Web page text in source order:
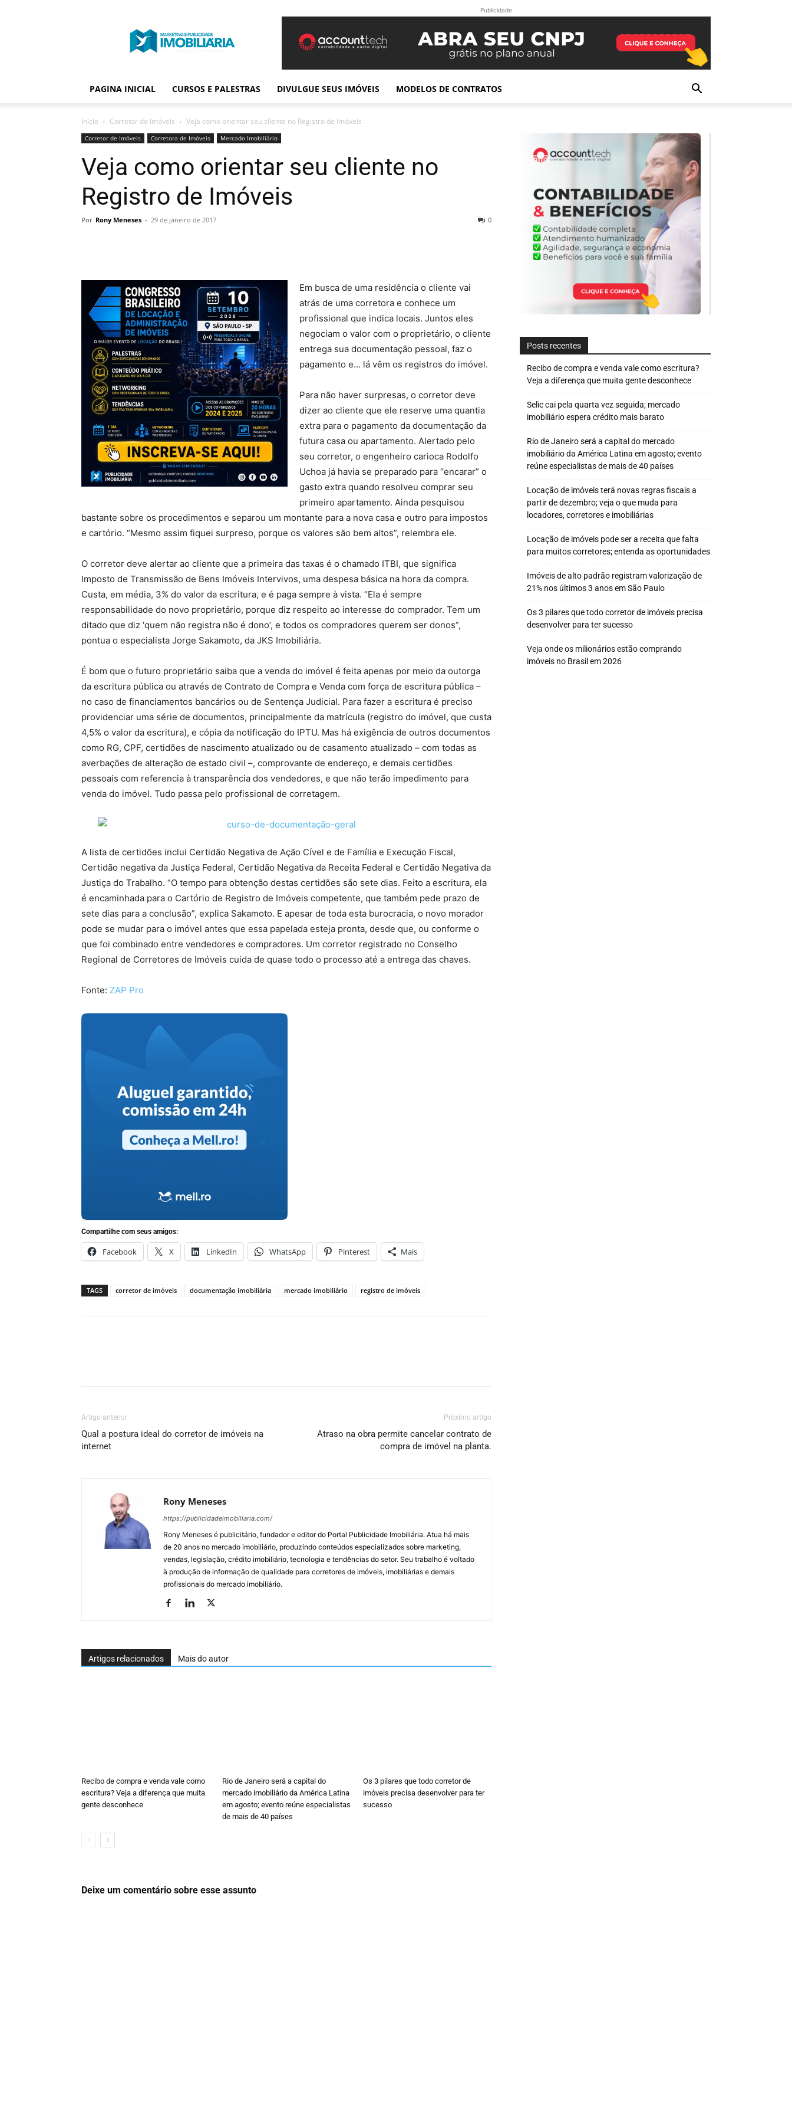
Publicidade
Imobiliária
Publicidade
PAGINA INICIAL CURSOS E PALESTRAS DIVULGUE SEUS IMÓVEIS MODELOS DE CONTRATOS
Início Corretor de Imóveis Veja como orientar seu cliente no Registro de Imóveis
Corretor de Imóveis Corretora de Imóveis Mercado Imobiliário
Veja como orientar seu cliente no
Registro de Imóveis
Por Rony Meneses - 29 de janeiro de 2017 0
Em busca de uma residência o cliente vai
atrás de uma corretora e conhece um
profissional que indica locais. Juntos eles
negociam o valor com o proprietário, o cliente
entrega sua documentação pessoal, faz o
pagamento e… lá vêm os registros do imóvel.
Para não haver surpresas, o corretor deve
dizer ao cliente que ele reserve uma quantia
extra para o pagamento da documentação da
futura casa ou apartamento. Alertado pelo
seu corretor, o engenheiro carioca Rodolfo
Uchoa já havia se preparado para “encarar” o
gasto extra quando resolveu comprar seu
primeiro apartamento. Ainda pesquisou
bastante sobre os procedimentos e separou um montante para a nova casa e outro para impostos
e cartório. “Mesmo assim fiquei surpreso, porque os valores são bem altos”, relembra ele.
O corretor deve alertar ao cliente que a primeira das taxas é o chamado ITBI, que significa
Imposto de Transmissão de Bens Imóveis Intervivos, uma despesa básica na hora da compra.
Custa, em média, 3% do valor da escritura, e é paga sempre à vista. “Ela é sempre
responsabilidade do novo proprietário, porque diz respeito ao interesse do comprador. Tem um
ditado que diz ‘quem não registra não é dono’, e todos os compradores querem ser donos”,
pontua o especialista Jorge Sakamoto, da JKS Imobiliária.
É bom que o futuro proprietário saiba que a venda do imóvel é feita apenas por meio da outorga
da escritura pública ou através de Contrato de Compra e Venda com força de escritura pública –
no caso de financiamentos bancários ou de Sentença Judicial. Para fazer a escritura é preciso
providenciar uma série de documentos, principalmente da matrícula (registro do imóvel, que custa
4,5% o valor da escritura), e cópia da notificação do IPTU. Mas há exigência de outros documentos
como RG, CPF, certidões de nascimento atualizado ou de casamento atualizado – com todas as
averbações de alteração de estado civil –, comprovante de endereço, e demais certidões
pessoais com referencia à transparência dos vendedores, e que não terão impedimento para
venda do imóvel. Tudo passa pelo profissional de corretagem.
A lista de certidões inclui Certidão Negativa de Ação Cível e de Família e Execução Fiscal,
Certidão negativa da Justiça Federal, Certidão Negativa da Receita Federal e Certidão Negativa da
Justiça do Trabalho. “O tempo para obtenção destas certidões são sete dias. Feito a escritura, ela
é encaminhada para o Cartório de Registro de Imóveis competente, que também pede prazo de
sete dias para a conclusão”, explica Sakamoto. E apesar de toda esta burocracia, o novo morador
pode se mudar para o imóvel antes que essa papelada esteja pronta, desde que, ou conforme o
que foi combinado entre vendedores e compradores. Um corretor registrado no Conselho
Regional de Corretores de Imóveis cuida de quase todo o processo até a entrega das chaves.
Fonte: ZAP Pro
Compartilhe com seus amigos:
Facebook X LinkedIn WhatsApp Pinterest Mais
TAGS corretor de imóveis documentação imobiliária mercado imobiliário registro de imóveis
Artigo anterior
Qual a postura ideal do corretor de imóveis na
internet
Próximo artigo
Atraso na obra permite cancelar contrato de
compra de imóvel na planta.
Rony Meneses
https://publicidadeimobiliaria.com/
Rony Meneses é publicitário, fundador e editor do Portal Publicidade Imobiliária. Atua há mais
de 20 anos no mercado imobiliário, produzindo conteúdos especializados sobre marketing,
vendas, legislação, crédito imobiliário, tecnologia e tendências do setor. Seu trabalho é voltado
à produção de informação de qualidade para corretores de imóveis, imobiliárias e demais
profissionais do mercado imobiliário.
Artigos relacionados Mais do autor
Recibo de compra e venda vale como
escritura? Veja a diferença que muita
gente desconhece
Rio de Janeiro será a capital do
mercado imobiliário da América Latina
em agosto; evento reúne especialistas
de mais de 40 países
Os 3 pilares que todo corretor de
imóveis precisa desenvolver para ter
sucesso
Deixe um comentário sobre esse assunto
Posts recentes
Recibo de compra e venda vale como escritura?
Veja a diferença que muita gente desconhece
Selic cai pela quarta vez seguida; mercado
imobiliário espera crédito mais barato
Rio de Janeiro será a capital do mercado
imobiliário da América Latina em agosto; evento
reúne especialistas de mais de 40 países
Locação de imóveis terá novas regras fiscais a
partir de dezembro; veja o que muda para
locadores, corretores e imobiliárias
Locação de imóveis pode ser a receita que falta
para muitos corretores; entenda as oportunidades
Imóveis de alto padrão registram valorização de
21% nos últimos 3 anos em São Paulo
Os 3 pilares que todo corretor de imóveis precisa
desenvolver para ter sucesso
Veja onde os milionários estão comprando
imóveis no Brasil em 2026